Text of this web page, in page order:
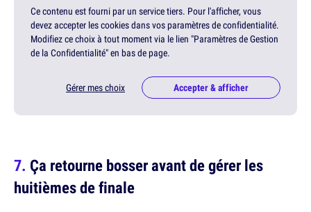
Ce contenu est fourni par un service tiers. Pour l'afficher, vous
devez accepter les cookies dans vos paramètres de confidentialité.
Modifiez ce choix à tout moment via le lien "Paramètres de Gestion
de la Confidentialité" en bas de page.
Gérer mes choix Accepter & afficher
Ça retourne bosser avant de gérer les
huitièmes de finale